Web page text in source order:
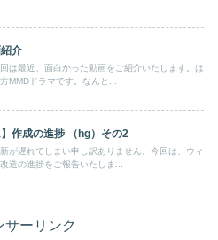
介
は最近、面白かった動画をご紹介いたします。は
MMDドラマです。なんと...
】作成の進捗 （hg）その2
が遅れてしまい申し訳ありません。今回は、ウィ
造の進捗をご報告いたしま...
サーリンク